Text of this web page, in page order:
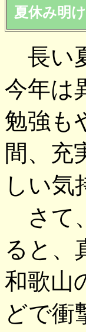
夏休み明
長い
今年は
勉強も
間、充
しい気
さて
ると、
和歌山
どで衝